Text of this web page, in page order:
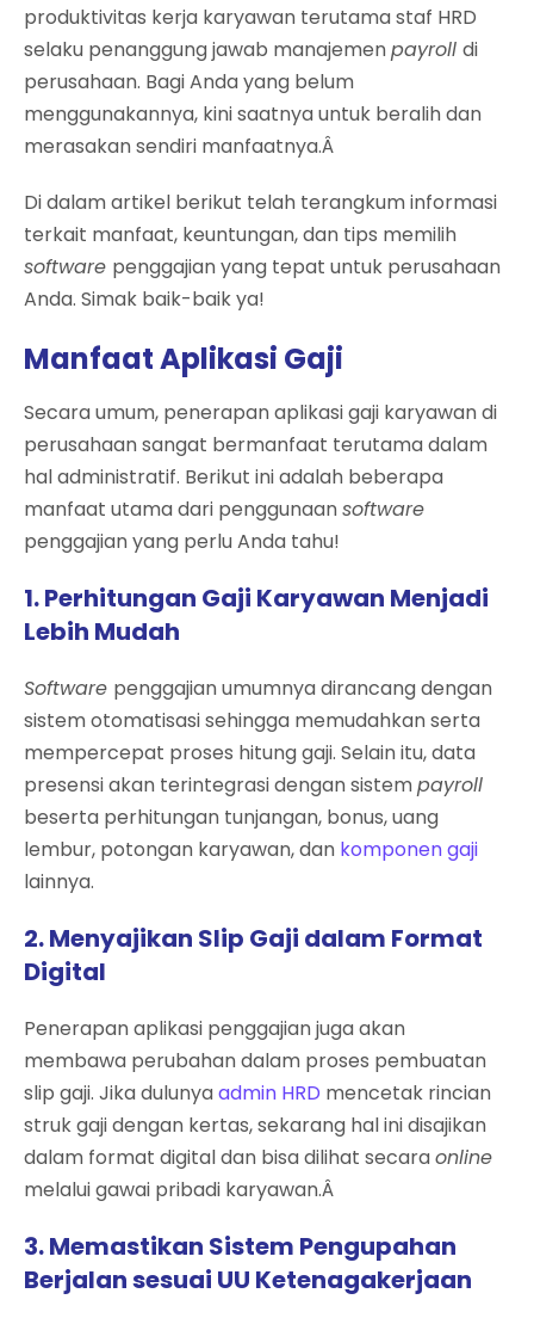
produktivitas kerja karyawan terutama staf HRD
selaku penanggung jawab manajemenpayroll di
perusahaan. Bagi Anda yang belum
menggunakannya, kini saatnya untuk beralih dan
merasakan sendiri manfaatnya.Â
Di dalam artikel berikut telah terangkum informasi
terkait manfaat, keuntungan, dan tips memilih
software penggajian yang tepat untuk perusahaan
Anda. Simak baik-baik ya!
Manfaat Aplikasi Gaji
Secara umum, penerapan aplikasi gaji karyawan di
perusahaan sangat bermanfaat terutama dalam
hal administratif. Berikut ini adalah beberapa
manfaat utama dari penggunaansoftware
penggajian yang perlu Anda tahu!
1. Perhitungan Gaji Karyawan Menjadi
Lebih Mudah
Software penggajian umumnya dirancang dengan
sistem otomatisasi sehingga memudahkan serta
mempercepat proses hitung gaji. Selain itu, data
presensi akan terintegrasi dengan sistempayroll
beserta perhitungan tunjangan, bonus, uang
lembur, potongan karyawan, dan komponen gaji
lainnya.
2. Menyajikan Slip Gaji dalam Format
Digital
Penerapan aplikasi penggajian juga akan
membawa perubahan dalam proses pembuatan
slip gaji. Jika dulunyaadmin HRD mencetak rincian
struk gaji dengan kertas, sekarang hal ini disajikan
dalam format digital dan bisa dilihat secaraonline
melalui gawai pribadi karyawan.Â
3. Memastikan Sistem Pengupahan
Berjalan sesuai UU Ketenagakerjaan